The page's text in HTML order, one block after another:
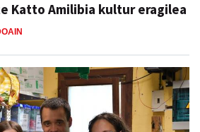
Katto Amilibia kultur eragilea